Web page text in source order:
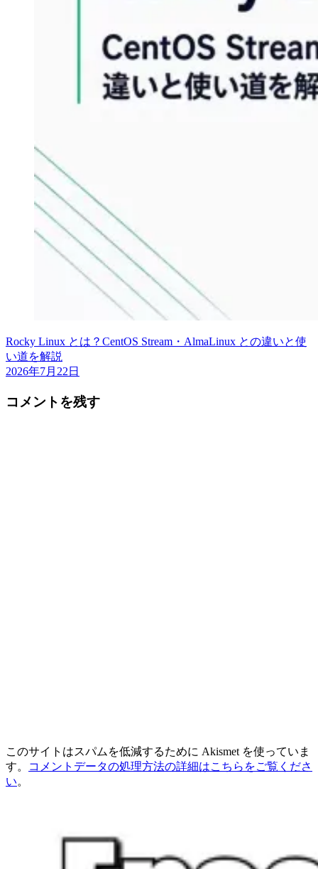
Rocky Linux とは？CentOS Stream・AlmaLinux との違いと使
い道を解説
2026年7月22日
コメントを残す
このサイトはスパムを低減するために Akismet を使っていま
す。
コメントデータの処理方法の詳細はこちらをご覧くださ
い。